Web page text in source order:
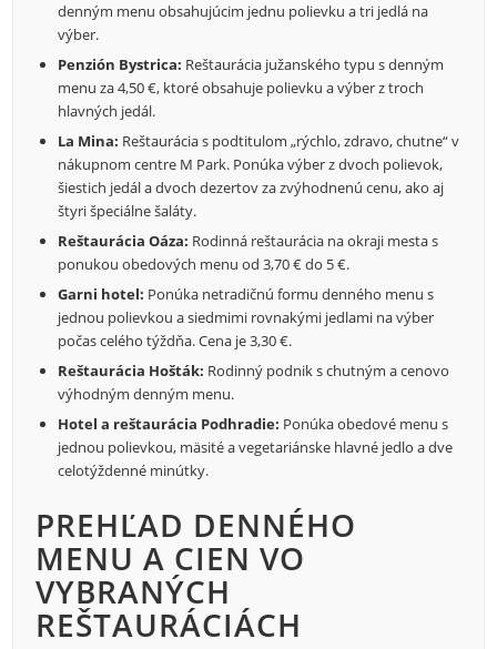
denným menu obsahujúcim jednu polievku a tri jedlá na
výber.
Penzión Bystrica: Reštaurácia južanského typu s denným
menu za 4,50 €, ktoré obsahuje polievku a výber z troch
hlavných jedál.
La Mina: Reštaurácia s podtitulom „rýchlo, zdravo, chutne“ v
nákupnom centre M Park. Ponúka výber z dvoch polievok,
šiestich jedál a dvoch dezertov za zvýhodnenú cenu, ako aj
štyri špeciálne šaláty.
Reštaurácia Oáza: Rodinná reštaurácia na okraji mesta s
ponukou obedových menu od 3,70 € do 5 €.
Garni hotel: Ponúka netradičnú formu denného menu s
jednou polievkou a siedmimi rovnakými jedlami na výber
počas celého týždňa. Cena je 3,30 €.
Reštaurácia Hošták: Rodinný podnik s chutným a cenovo
výhodným denným menu.
Hotel a reštaurácia Podhradie: Ponúka obedové menu s
jednou polievkou, mäsité a vegetariánske hlavné jedlo a dve
celotýždenné minútky.
PREHĽAD DENNÉHO
MENU A CIEN VO
VYBRANÝCH
REŠTAURÁCIÁCH